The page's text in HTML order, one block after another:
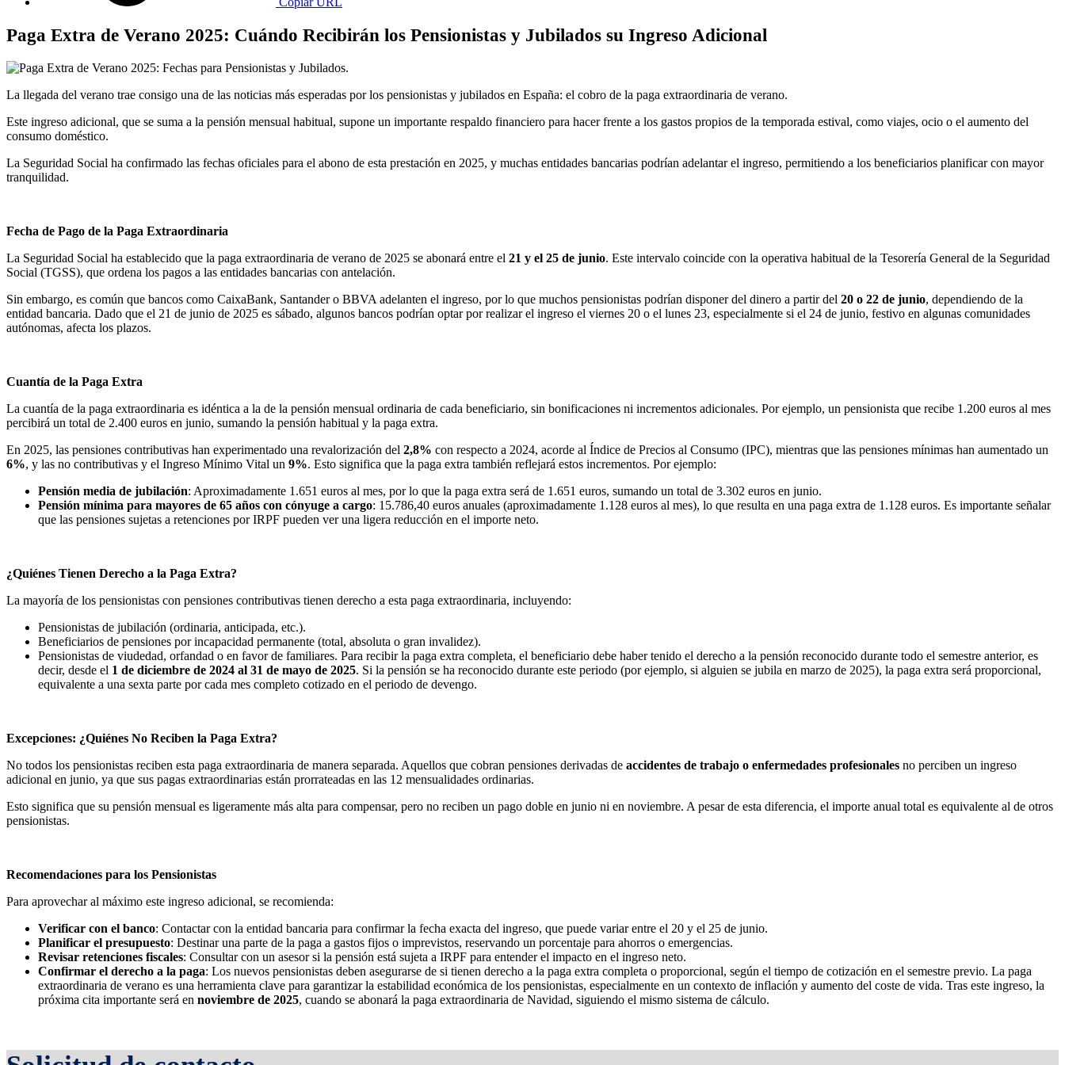
Paga Extra de Verano 2025: Cuándo Recibirán los Pensionistas y Jubilados su Ingreso Adicional
La llegada del verano trae consigo una de las noticias más esperadas por los pensionistas y jubilados en España: el cobro de la paga extraordinaria de verano.
Este ingreso adicional, que se suma a la pensión mensual habitual, supone un importante respaldo financiero para hacer frente a los gastos propios de la temporada estival, como viajes, ocio o el aumento del
consumo doméstico.
La Seguridad Social ha confirmado las fechas oficiales para el abono de esta prestación en 2025, y muchas entidades bancarias podrían adelantar el ingreso, permitiendo a los beneficiarios planificar con mayor
tranquilidad.
Fecha de Pago de la Paga Extraordinaria
La Seguridad Social ha establecido que la paga extraordinaria de verano de 2025 se abonará entre el 21 y el 25 de junio. Este intervalo coincide con la operativa habitual de la Tesorería General de la Seguridad
Social (TGSS), que ordena los pagos a las entidades bancarias con antelación.
Sin embargo, es común que bancos como CaixaBank, Santander o BBVA adelanten el ingreso, por lo que muchos pensionistas podrían disponer del dinero a partir del 20 o 22 de junio, dependiendo de la
entidad bancaria. Dado que el 21 de junio de 2025 es sábado, algunos bancos podrían optar por realizar el ingreso el viernes 20 o el lunes 23, especialmente si el 24 de junio, festivo en algunas comunidades
autónomas, afecta los plazos.
Cuantía de la Paga Extra
La cuantía de la paga extraordinaria es idéntica a la de la pensión mensual ordinaria de cada beneficiario, sin bonificaciones ni incrementos adicionales. Por ejemplo, un pensionista que recibe 1.200 euros al mes
percibirá un total de 2.400 euros en junio, sumando la pensión habitual y la paga extra.
En 2025, las pensiones contributivas han experimentado una revalorización del 2,8% con respecto a 2024, acorde al Índice de Precios al Consumo (IPC), mientras que las pensiones mínimas han aumentado un
6%, y las no contributivas y el Ingreso Mínimo Vital un 9%. Esto significa que la paga extra también reflejará estos incrementos. Por ejemplo:
Pensión media de jubilación: Aproximadamente 1.651 euros al mes, por lo que la paga extra será de 1.651 euros, sumando un total de 3.302 euros en junio.
Pensión mínima para mayores de 65 años con cónyuge a cargo: 15.786,40 euros anuales (aproximadamente 1.128 euros al mes), lo que resulta en una paga extra de 1.128 euros. Es importante señalar
que las pensiones sujetas a retenciones por IRPF pueden ver una ligera reducción en el importe neto.
¿Quiénes Tienen Derecho a la Paga Extra?
La mayoría de los pensionistas con pensiones contributivas tienen derecho a esta paga extraordinaria, incluyendo:
Pensionistas de jubilación (ordinaria, anticipada, etc.).
Beneficiarios de pensiones por incapacidad permanente (total, absoluta o gran invalidez).
Pensionistas de viudedad, orfandad o en favor de familiares. Para recibir la paga extra completa, el beneficiario debe haber tenido el derecho a la pensión reconocido durante todo el semestre anterior, es
decir, desde el 1 de diciembre de 2024 al 31 de mayo de 2025. Si la pensión se ha reconocido durante este periodo (por ejemplo, si alguien se jubila en marzo de 2025), la paga extra será proporcional,
equivalente a una sexta parte por cada mes completo cotizado en el periodo de devengo.
Excepciones: ¿Quiénes No Reciben la Paga Extra?
No todos los pensionistas reciben esta paga extraordinaria de manera separada. Aquellos que cobran pensiones derivadas de accidentes de trabajo o enfermedades profesionales no perciben un ingreso
adicional en junio, ya que sus pagas extraordinarias están prorrateadas en las 12 mensualidades ordinarias.
Esto significa que su pensión mensual es ligeramente más alta para compensar, pero no reciben un pago doble en junio ni en noviembre. A pesar de esta diferencia, el importe anual total es equivalente al de otros
pensionistas.
Recomendaciones para los Pensionistas
Para aprovechar al máximo este ingreso adicional, se recomienda:
Verificar con el banco: Contactar con la entidad bancaria para confirmar la fecha exacta del ingreso, que puede variar entre el 20 y el 25 de junio.
Planificar el presupuesto: Destinar una parte de la paga a gastos fijos o imprevistos, reservando un porcentaje para ahorros o emergencias.
Revisar retenciones fiscales: Consultar con un asesor si la pensión está sujeta a IRPF para entender el impacto en el ingreso neto.
Confirmar el derecho a la paga: Los nuevos pensionistas deben asegurarse de si tienen derecho a la paga extra completa o proporcional, según el tiempo de cotización en el semestre previo. La paga
extraordinaria de verano es una herramienta clave para garantizar la estabilidad económica de los pensionistas, especialmente en un contexto de inflación y aumento del coste de vida. Tras este ingreso, la
próxima cita importante será en noviembre de 2025, cuando se abonará la paga extraordinaria de Navidad, siguiendo el mismo sistema de cálculo.